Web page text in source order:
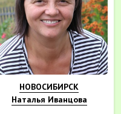
НОВОСИБИРСК
Наталья Иванцова